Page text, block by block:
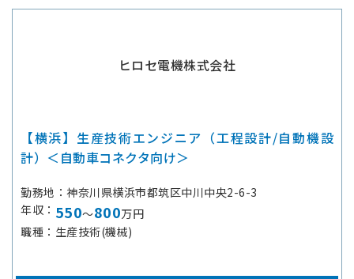
ヒロセ電機株式会社
【横浜】生産技術エンジニア（工程設計/自動機設
計）＜自動車コネクタ向け＞
勤務地
神奈川県横浜市都筑区中川中央2-6-3
年収
550～800万円
職種
生産技術(機械)